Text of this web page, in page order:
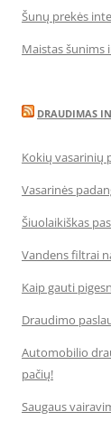
Šunų prekės
Maistas šunims
DRAUDIMAS
Kokių vasarinių
Vasarinės
Šiuolaikiškas
Vandens filtrai
Kaip gauti
Draudimo
Automobilio
pačių!
Saugaus